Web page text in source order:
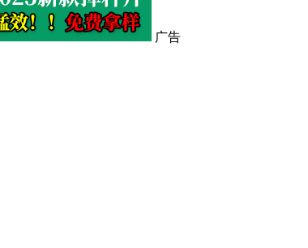
广告